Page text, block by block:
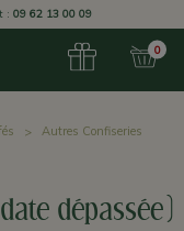
: 09 62 13 00 09
0
Autres Confiseries
dépassée)